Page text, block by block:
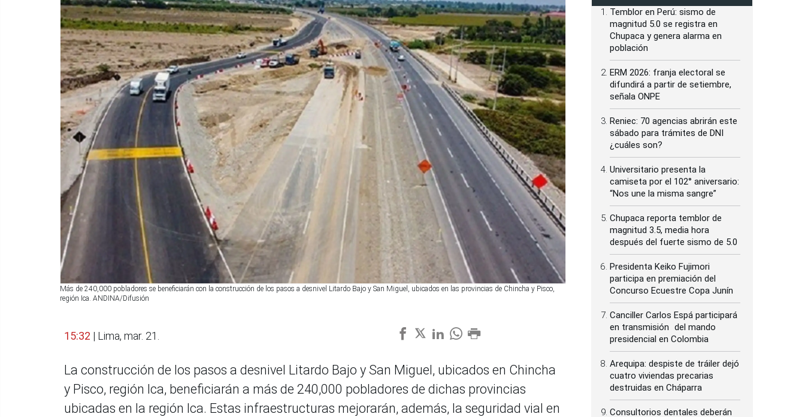
Más de 240,000 pobladores se beneficiarán con la construcción de los pasos a desnivel Litardo Bajo y San Miguel, ubicados en las provincias de Chincha y Pisco,
región Ica. ANDINA/Difusión
15:32 | Lima, mar. 21.
La construcción de los pasos a desnivel Litardo Bajo y San Miguel, ubicados en Chincha
y Pisco, región Ica, beneficiarán a más de 240,000 pobladores de dichas provincias
ubicadas en la región Ica. Estas infraestructuras mejorarán, además, la seguridad vial en
Temblor en Perú: sismo de
magnitud 5.0 se registra en
Chupaca y genera alarma en
población
ERM 2026: franja electoral se
difundirá a partir de setiembre,
señala ONPE
Reniec: 70 agencias abrirán este
sábado para trámites de DNI
¿cuáles son?
Universitario presenta la
camiseta por el 102° aniversario:
“Nos une la misma sangre”
Chupaca reporta temblor de
magnitud 3.5, media hora
después del fuerte sismo de 5.0
Presidenta Keiko Fujimori
participa en premiación del
Concurso Ecuestre Copa Junín
Canciller Carlos Espá participará
en transmisión del mando
presidencial en Colombia
Arequipa: despiste de tráiler dejó
cuatro viviendas precarias
destruidas en Cháparra
Consultorios dentales deberán